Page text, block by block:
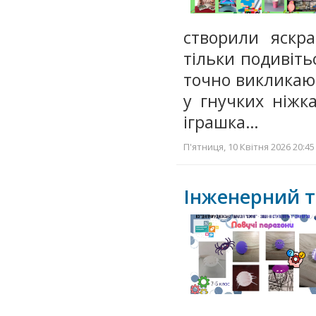
створили
тільки
точно
у гнучких
іграшка…
П'ятниця, 10 Квітня 2026
Інженерний